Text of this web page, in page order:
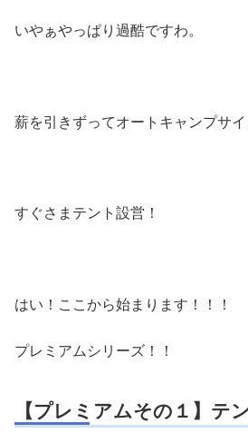
いやぁやっぱり過酷ですわ。
薪を引きずってオートキャンプサイ
すぐさまテント設営！
はい！ここから始まります！！！
プレミアムシリーズ！！
【プレミアムその１】テ